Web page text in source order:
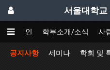
서울대학교
메인 학부소개/소식 사
공지사항 세미나 학회 및